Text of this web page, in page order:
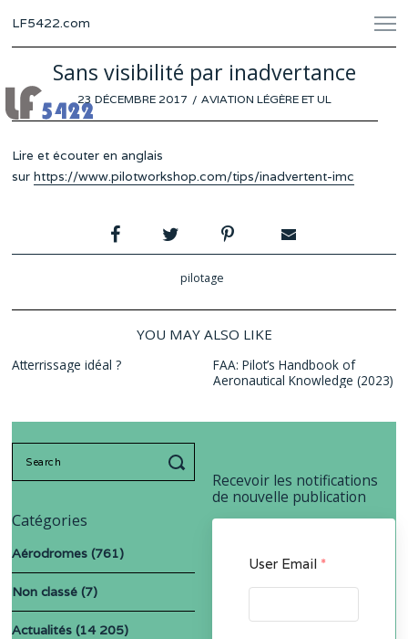
LF5422.com
Sans visibilité par inadvertance
POSTED
ON
23 DÉCEMBRE 2017 AVIATION LÉGÈRE ET UL
Lire et écouter en anglais
surhttps://www.pilotworkshop.com/tips/inadvertent-imc
pilotage
YOU MAY ALSO LIKE
Atterrissage idéal ?
FAA: Pilot’s Handbook of
Aeronautical Knowledge (2023)
Recevoir les notifications
de nouvelle publication
User Email *
Catégories
Aérodromes (761)
Non classé (7)
Actualités (14 205)